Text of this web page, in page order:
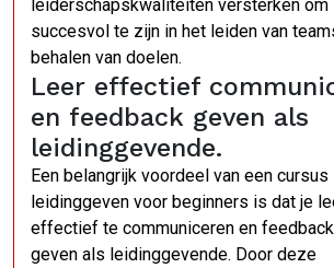
leiderschapskwaliteiten versterken om
succesvol te zijn in het leiden van
behalen van doelen.
Leer effectief
en feedback geven als
leidinggevende.
Een belangrijk voordeel van een cursus
leidinggeven voor beginners is dat je
effectief te communiceren en
geven als leidinggevende. Door deze